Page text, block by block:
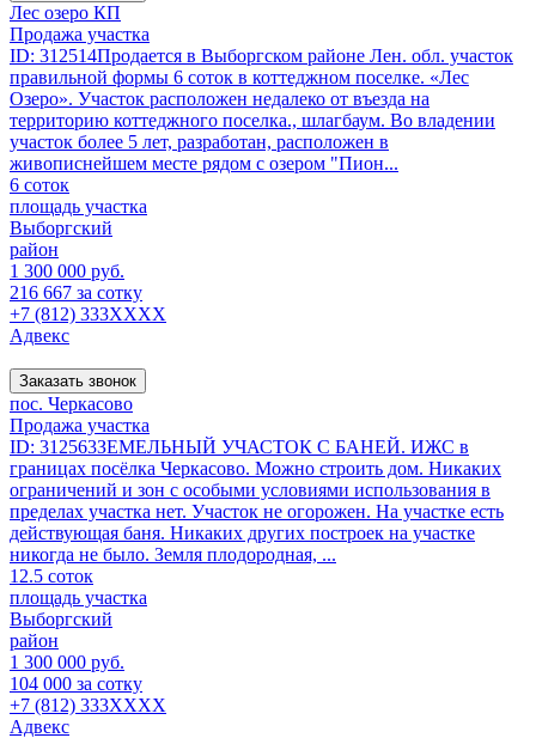
Лес озеро КП
Продажа участка
ID: 312514Продается в Выборгском районе Лен. обл. участок
правильной формы 6 соток в коттеджном поселке. «Лес
Озеро». Участок расположен недалеко от въезда на
территорию коттеджного поселка., шлагбаум. Во владении
участок более 5 лет, разработан, расположен в
живописнейшем месте рядом с озером "Пион...
6 соток
площадь участка
Выборгский
район
1 300 000 руб.
216 667 за сотку
+7 (812) 333XXXX
Адвекс
Заказать звонок
пос. Черкасово
Продажа участка
ID: 312563ЗЕМЕЛЬНЫЙ УЧАСТОК С БАНЕЙ. ИЖС в
границах посёлка Черкасово. Можно строить дом. Никаких
ограничений и зон с особыми условиями использования в
пределах участка нет. Участок не огорожен. На участке есть
действующая баня. Никаких других построек на участке
никогда не было. Земля плодородная, ...
12.5 соток
площадь участка
Выборгский
район
1 300 000 руб.
104 000 за сотку
+7 (812) 333XXXX
Адвекс